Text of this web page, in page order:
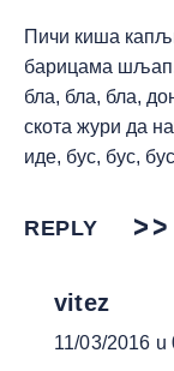
Пичи киша
барицама
бла, бла, бла,
скота жури да
иде, бус, бус,
REPLY
vitez
11/03/2016 u